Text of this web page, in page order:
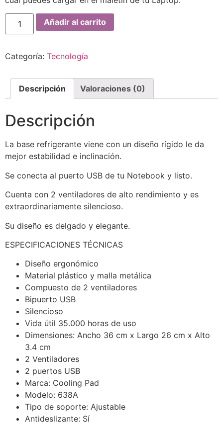
Añadir al carrito
Categoría: Tecnología
Descripción Valoraciones (0)
Descripción
La base refrigerante viene con un diseño rígido le da
mejor estabilidad e inclinación.
Se conecta al puerto USB de tu Notebook y listo.
Cuenta con 2 ventiladores de alto rendimiento y es
extraordinariamente silencioso.
Su diseño es delgado y elegante.
ESPECIFICACIONES TÉCNICAS
Diseño ergonómico
Material plástico y malla metálica
Compuesto de 2 ventiladores
Bipuerto USB
Silencioso
Vida útil 35.000 horas de uso
Dimensiones: Ancho 36 cm x Largo 26 cm x Alto
3.4 cm
2 Ventiladores
2 puertos USB
Marca: Cooling Pad
Modelo: 638A
Tipo de soporte: Ajustable
Antideslizante: Sí